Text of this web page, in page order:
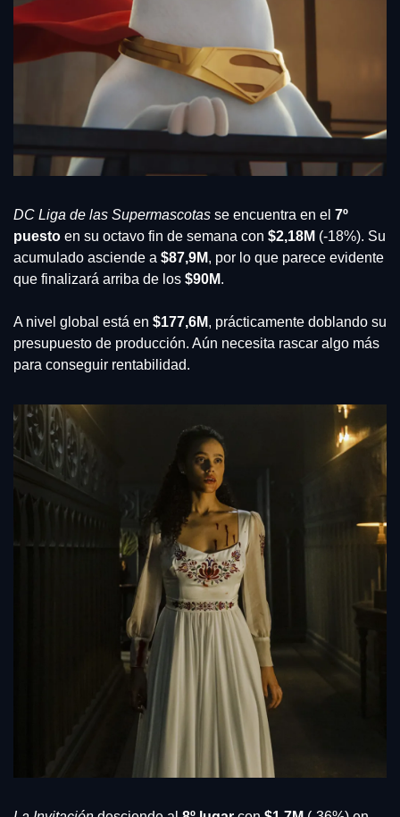
DC Liga de las Supermascotas se encuentra en el 7º
puesto en su octavo fin de semana con $2,18M (-18%). Su
acumulado asciende a $87,9M, por lo que parece evidente
que finalizará arriba de los $90M.
A nivel global está en $177,6M, prácticamente doblando su
presupuesto de producción. Aún necesita rascar algo más
para conseguir rentabilidad.